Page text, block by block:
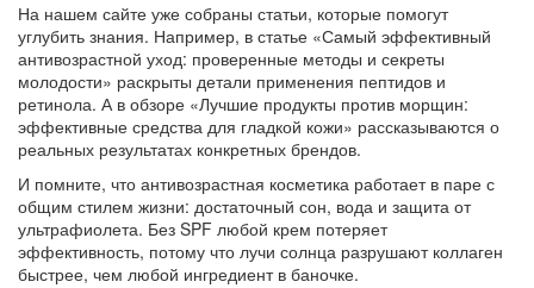
На нашем сайте уже собраны статьи, которые помогут
углубить знания. Например, в статье «Самый эффективный
антивозрастной уход: проверенные методы и секреты
молодости» раскрыты детали применения пептидов и
ретинола. А в обзоре «Лучшие продукты против морщин:
эффективные средства для гладкой кожи» рассказываются о
реальных результатах конкретных брендов.
И помните, что антивозрастная косметика работает в паре с
общим стилем жизни: достаточный сон, вода и защита от
ультрафиолета. Без SPF любой крем потеряет
эффективность, потому что лучи солнца разрушают коллаген
быстрее, чем любой ингредиент в баночке.